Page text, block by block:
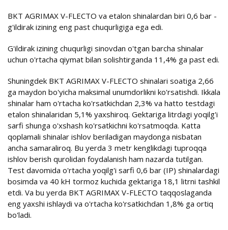
BKT AGRIMAX V-FLECTO va etalon shinalardan biri 0,6 bar -
g'ildirak izining eng past chuqurligiga ega edi.
G'ildirak izining chuqurligi sinovdan o'tgan barcha shinalar
uchun o'rtacha qiymat bilan solishtirganda 11,4% ga past edi.
Shuningdek BKT AGRIMAX V-FLECTO shinalari soatiga 2,66
ga maydon bo'yicha maksimal unumdorlikni ko'rsatishdi. Ikkala
shinalar ham o'rtacha ko'rsatkichdan 2,3% va hatto testdagi
etalon shinalaridan 5,1% yaxshiroq. Gektariga litrdagi yoqilg'i
sarfi shunga o'xshash ko'rsatkichni ko'rsatmoqda. Katta
qoplamali shinalar ishlov beriladigan maydonga nisbatan
ancha samaraliroq. Bu yerda 3 metr kenglikdagi tuproqqa
ishlov berish qurolidan foydalanish ham nazarda tutilgan.
Test davomida o'rtacha yoqilg'i sarfi 0,6 bar (IP) shinalardagi
bosimda va 40 kH tormoz kuchida gektariga 18,1 litrni tashkil
etdi. Va bu yerda BKT AGRIMAX V-FLECTO taqqoslaganda
eng yaxshi ishlaydi va o'rtacha ko'rsatkichdan 1,8% ga ortiq
bo'ladi.